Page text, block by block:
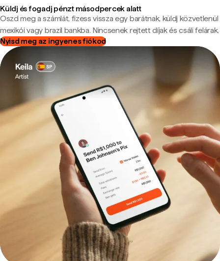
Küldj és fogadj pénzt másodpercek alatt
Oszd meg a számlát, fizess vissza egy barátnak, küldj közvetlenül
mexikói vagy brazil bankba. Nincsenek rejtett díjak és csáli felárak.
Nyisd meg az ingyenes fiókod